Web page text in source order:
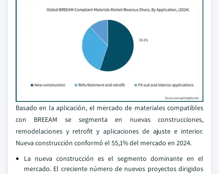
Basado en la aplicación, el mercado de materiales compatibles
con BREEAM se segmenta en nuevas construcciones,
remodelaciones y retrofit y aplicaciones de ajuste e interior.
Nueva construcción conformó el 55,1% del mercado en 2024.
La nueva construcción es el segmento dominante en el
mercado. El creciente número de nuevos proyectos dirigidos